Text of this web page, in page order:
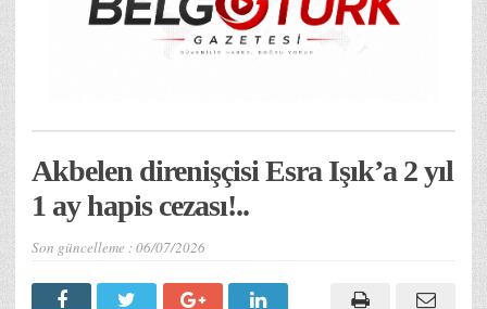
Akbelen direnişçisi Esra Işık’a 2 yıl
1 ay hapis cezası!..
Son güncelleme :06/07/2026